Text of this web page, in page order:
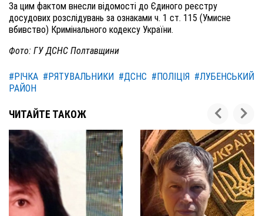
За цим фактом внесли відомості до Єдиного реєстру
досудових розслідувань за ознаками ч. 1 ст. 115 (Умисне
вбивство) Кримінального кодексу України.
Фото: ГУ ДСНС Полтавщини
#РІЧКА #РЯТУВАЛЬНИКИ #ДСНС #ПОЛІЦІЯ #ЛУБЕНСЬКИЙ
РАЙОН
ЧИТАЙТЕ ТАКОЖ